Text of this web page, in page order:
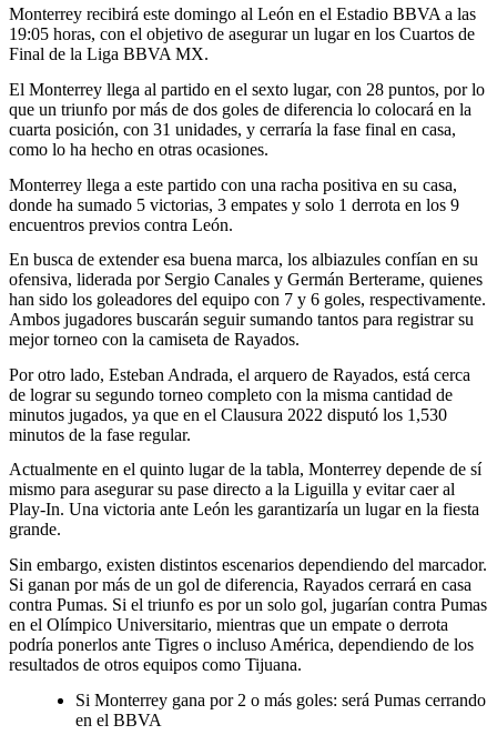
Monterrey recibirá este domingo al León en el Estadio BBVA a las
19:05 horas, con el objetivo de asegurar un lugar en los Cuartos de
Final de la Liga BBVA MX.
El Monterrey llega al partido en el sexto lugar, con 28 puntos, por lo
que un triunfo por más de dos goles de diferencia lo colocará en la
cuarta posición, con 31 unidades, y cerraría la fase final en casa,
como lo ha hecho en otras ocasiones.
Monterrey llega a este partido con una racha positiva en su casa,
donde ha sumado 5 victorias, 3 empates y solo 1 derrota en los 9
encuentros previos contra León.
En busca de extender esa buena marca, los albiazules confían en su
ofensiva, liderada por Sergio Canales y Germán Berterame, quienes
han sido los goleadores del equipo con 7 y 6 goles, respectivamente.
Ambos jugadores buscarán seguir sumando tantos para registrar su
mejor torneo con la camiseta de Rayados.
Por otro lado, Esteban Andrada, el arquero de Rayados, está cerca
de lograr su segundo torneo completo con la misma cantidad de
minutos jugados, ya que en el Clausura 2022 disputó los 1,530
minutos de la fase regular.
Actualmente en el quinto lugar de la tabla, Monterrey depende de sí
mismo para asegurar su pase directo a la Liguilla y evitar caer al
Play-In. Una victoria ante León les garantizaría un lugar en la fiesta
grande.
Sin embargo, existen distintos escenarios dependiendo del marcador.
Si ganan por más de un gol de diferencia, Rayados cerrará en casa
contra Pumas. Si el triunfo es por un solo gol, jugarían contra Pumas
en el Olímpico Universitario, mientras que un empate o derrota
podría ponerlos ante Tigres o incluso América, dependiendo de los
resultados de otros equipos como Tijuana.
Si Monterrey gana por 2 o más goles: será Pumas cerrando
en el BBVA